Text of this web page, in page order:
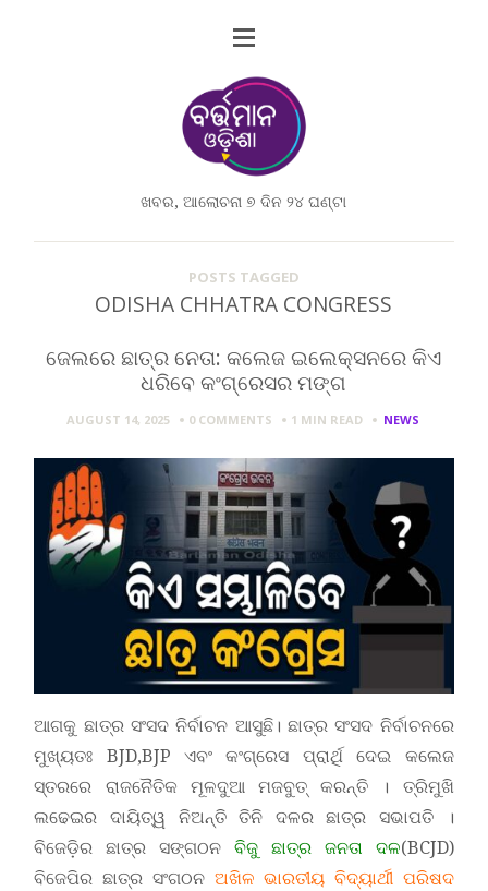
ଖବର, ଆଲୋଚନା ୭ ଦିନ ୨୪ ଘଣ୍ଟା
POSTS TAGGED
ODISHA CHHATRA CONGRESS
ଜେଲରେ ଛାତ୍ର ନେତା: କଲେଜ ଇଲେକ୍ସନରେ କିଏ
ଧରିବେ କଂଗ୍ରେସର ମଙ୍ଗ
AUGUST 14, 2025 0 COMMENTS 1 MIN READ NEWS
ଆଗକୁ ଛାତ୍ର ସଂସଦ ନିର୍ବାଚନ ଆସୁଛି। ଛାତ୍ର ସଂସଦ ନିର୍ବାଚନରେ
ମୁଖ୍ୟତଃ BJD,BJP ଏବଂ କଂଗ୍ରେସ ପ୍ରାର୍ଥି ଦେଇ କଲେଜ
ସ୍ତରରେ ରାଜନୈତିକ ମୂଳଦୁଆ ମଜବୁତ୍ କରନ୍ତି । ତ୍ରିମୁଖି
ଲଢେଇର ଦାୟିତ୍ୱ ନିଅନ୍ତି ତିନି ଦଳର ଛାତ୍ର ସଭାପତି ।
ବିଜେଡ଼ିର ଛାତ୍ର ସଙ୍ଗଠନ ବିଜୁ ଛାତ୍ର ଜନତା ଦଳ(BCJD)
ବିଜେପିର ଛାତ୍ର ସଂଗଠନ ଅଖିଳ ଭାରତୀୟ ବିଦ୍ୟାର୍ଥୀ ପରିଷଦ